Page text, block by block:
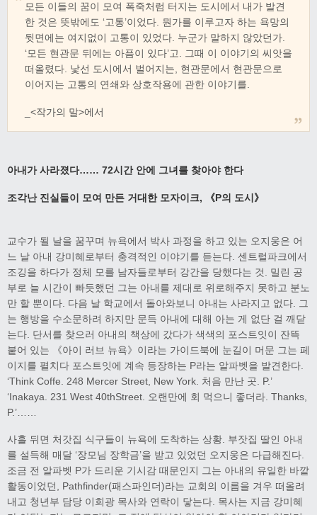
모든 이들의 꿈이 모여 폭죽처럼 터지는 도시에서 내가 발견
한 것은 뜻밖에도 ‘고통’이었다. 뭔가를 이루고자 하는 욕망의
뒷면에는 여지없이 고통이 있었다. 누군가 말하지 않았던가.
‘모든 현관문 뒤에는 아픔이 있다’고. 그때 이 이야기의 씨앗을
떠올렸다. 낯선 도시에서 벌어지는, 현관문에서 현관문으로
이어지는 고통의 연쇄와 상호작용에 관한 이야기를.
_<작가의 말>에서
아내가 사라졌다…… 72시간 안에 그녀를 찾아야 한다
조각난 진실들이 모여 만든 거대한 모자이크, 《P의 도시》
교수가 될 날을 꿈꾸며 뉴욕에서 박사 과정을 하고 있는 오지웅은 어
느 날 아내 강미혜로부터 충격적인 이야기를 듣는다. 센트럴파크에서
조깅을 하다가 정체 모를 남자들로부터 강간을 당했다는 것. 밀린 공
부로 늘 시간이 빠듯했던 그는 아내를 제대로 위로해주지 못하고 분노
만 할 뿐이다. 다음 날 학교에서 돌아와보니 아내는 사라지고 없다. 그
는 행방을 수소문하려 하지만 문득 아내에 대해 아는 게 없단 걸 깨닫
는다. 단서를 찾으러 아내의 책상에 갔다가 색색의 포스트잇이 잔뜩
붙어 있는 《아이 러브 뉴욕》이라는 가이드북에 눈길이 머문 그는 페
이지를 펼치다 포스트잇에 계속 등장하는 P라는 알파벳을 발견한다.
‘Think Coffe. 248 Mercer Street, New York. 처음 만난 곳. P.’
‘Inakaya. 231 West 40thStreet. 오랜만에 회 먹으니 좋더라. Thanks,
P.’……
사흘 뒤면 처갓집 식구들이 뉴욕에 도착하는 상황. 부잣집 딸인 아내
를 설득해 매달 ‘장모님 장학금’을 받고 있었던 오지웅은 다급해진다.
조금 전 알파벳 P가 드리운 기시감 때문인지 그는 아내의 유일한 바깥
활동이었던, Pathfinder(패스파인더)라는 교회의 이름을 겨우 떠올려
내고 청년부 담당 이희광 목사와 연락이 닿는다. 목사는 지금 강미혜